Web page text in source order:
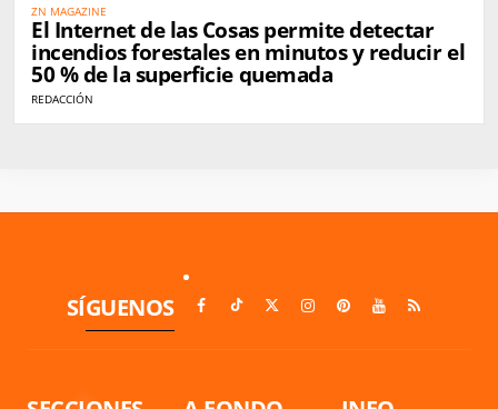
ZN MAGAZINE
El Internet de las Cosas permite detectar
incendios forestales en minutos y reducir el
50 % de la superficie quemada
REDACCIÓN
SÍGUENOS